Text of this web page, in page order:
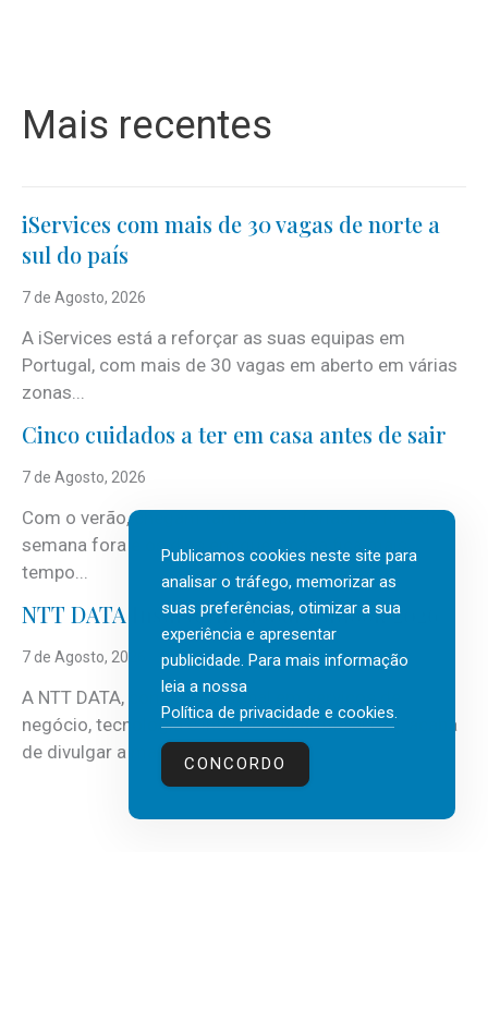
Mais recentes
iServices com mais de 30 vagas de norte a
sul do país
7 de Agosto, 2026
A iServices está a reforçar as suas equipas em
Portugal, com mais de 30 vagas em aberto em várias
zonas...
Cinco cuidados a ter em casa antes de sair
7 de Agosto, 2026
Com o verão, chegam também as férias, os fins-de-
semana fora e os dias em que a casa fica mais
tempo...
NTT DATA Insurtech Global Outlook 2026
7 de Agosto, 2026
A NTT DATA, consultora global em serviços de
negócio, tecnologia e inteligência artificial (IA), acaba
de divulgar a mais recente...
Publicamos cookies neste site para
analisar o tráfego, memorizar as
suas preferências, otimizar a sua
experiência e apresentar
publicidade. Para mais informação
leia a nossa
Política de privacidade e cookies.
CONCORDO